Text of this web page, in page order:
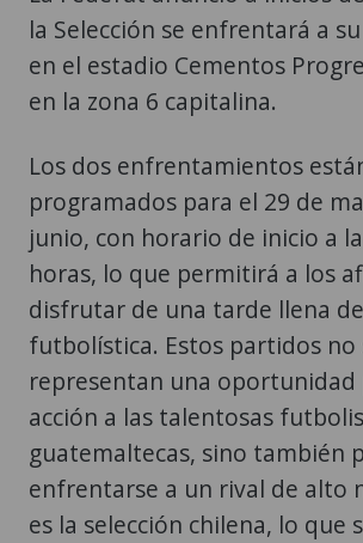
la Selección se enfrentará a
en el estadio Cementos
en la zona 6 capitalina.
Los dos enfrentamientos
programados para el 29 de
junio, con horario de inicio a
horas, lo que permitirá a los
disfrutar de una tarde llena
futbolística. Estos partidos no
representan una oportunidad
acción a las talentosas
guatemaltecas, sino también
enfrentarse a un rival de alto
es la selección chilena, lo que